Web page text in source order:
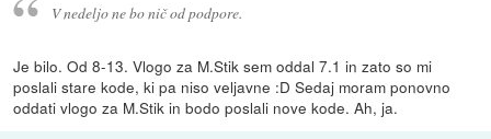
V nedeljo ne bo nič od podpore.
Je bilo. Od 8-13. Vlogo za M.Stik sem oddal 7.1 in zato so mi
poslali stare kode, ki pa niso veljavne :D Sedaj moram ponovno
oddati vlogo za M.Stik in bodo poslali nove kode. Ah, ja.